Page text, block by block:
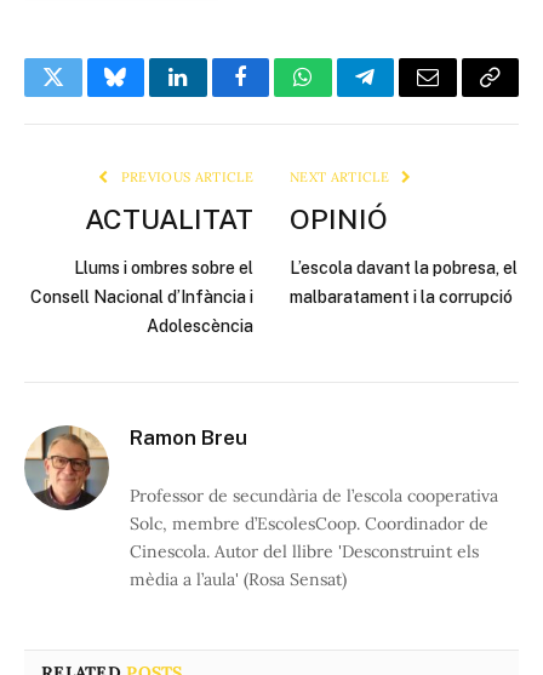
TwitterBlueskyLinkedInFacebookWhatsAppTelegramEmail Copy
PREVIOUS ARTICLE
ACTUALITAT
Llums i ombres sobre el
Consell Nacional d’Infància i
Adolescència
NEXT ARTICLE
OPINIÓ
L’escola davant la pobresa, el
malbaratament i la corrupció
Ramon Breu
Professor de secundària de l’escola cooperativa
Solc, membre d’EscolesCoop. Coordinador de
Cinescola. Autor del llibre 'Desconstruint els
mèdia a l’aula' (Rosa Sensat)